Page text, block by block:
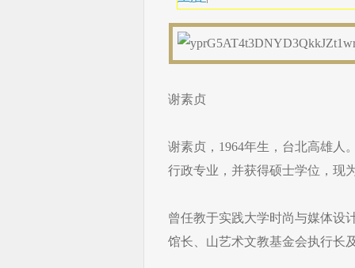
谢素贞
谢素贞，1964年生，台北高雄人
行政专业，并获得硕士学位，现
曾任教于实践大学时尚与媒体设
馆长、山艺术文教基金会执行长